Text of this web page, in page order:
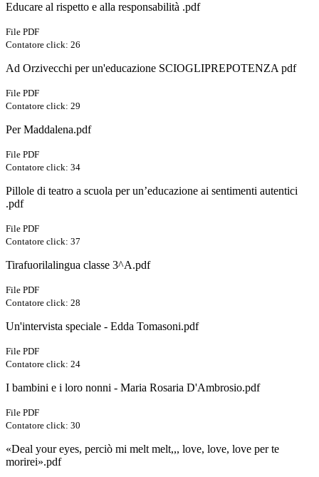
Educare al rispetto e alla responsabilità .pdf
File PDF
Contatore click: 26
Ad Orzivecchi per un'educazione SCIOGLIPREPOTENZA pdf
File PDF
Contatore click: 29
Per Maddalena.pdf
File PDF
Contatore click: 34
Pillole di teatro a scuola per un’educazione ai sentimenti autentici
.pdf
File PDF
Contatore click: 37
Tirafuorilalingua classe 3^A.pdf
File PDF
Contatore click: 28
Un'intervista speciale - Edda Tomasoni.pdf
File PDF
Contatore click: 24
I bambini e i loro nonni - Maria Rosaria D'Ambrosio.pdf
File PDF
Contatore click: 30
«Deal your eyes, perciò mi melt melt,,, love, love, love per te
morirei».pdf